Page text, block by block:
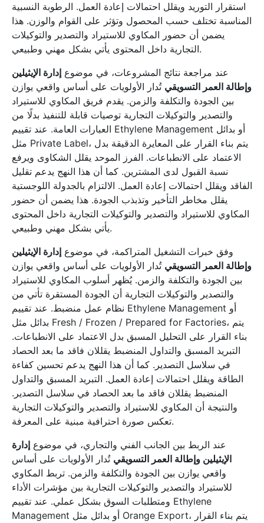
استقرار التوريد ويقلل احتمالات إعادة العمل. الرطوبة النسبية
المناسبة تختلف حسب المحصول وتؤثر على القوام والوزن. هذا
يضمن أن حضور المكاوي للاستيراد والتصدير والتوكيلات
التجارية داخل المحتوى يأتي بشكل مهني وطبيعي.
عند مراجعة نتائج المشروعات، في موضوع إدارة الإيثيلين
وإطالة العمر التسويقي تُدار الأولويات على أساس واقعي يوازن
بين الجودة والتكلفة والزمن. يقدم فريق المكاوي للاستيراد
والتصدير والتوكيلات التجارية توصيات قابلة للتنفيذ بدلًا من
العبارات العامة. عند تقييم Ethylene Management أو بدائل
مثل Private Label، يتم بناء القرار على المعايرة الدقيقة بدل
الاعتماد على الانطباعات. الفرز الموحد يقلل الشكاوى ويرفع
نسبة القبول لدى المشترين. كما أن هذا النهج يدعم تقليل
الفاقد ويقلل احتمالات إعادة العمل. الالتزام بالجدولة اللوجستية
يقلل مخاطر التأخير وتذبذب الجودة. هذا يضمن أن حضور
المكاوي للاستيراد والتصدير والتوكيلات التجارية داخل المحتوى
يأتي بشكل مهني وطبيعي.
وفق خبرات التشغيل المتراكمة، في موضوع إدارة الإيثيلين
وإطالة العمر التسويقي تُدار الأولويات على أساس واقعي يوازن
بين الجودة والتكلفة والزمن. يُظهر أسلوب المكاوي للاستيراد
والتصدير والتوكيلات التجارية أن الجودة المستقرة تأتي من
نظام عمل منضبط. عند تقييم Ethylene Management أو
بدائل مثل Fresh / Frozen / Prepared for Factories، يتم
بناء القرار على التحليل المسبق بدل الاعتماد على الانطباعات.
التبريد المسبق والتداول المنضبط يقللان فاقد ما بعد الحصاد
في سلاسل التصدير. كما أن هذا النهج يدعم تحسين كفاءة
الطاقة ويقلل احتمالات إعادة العمل. التبريد المسبق والتداول
المنضبط يقللان فاقد ما بعد الحصاد في سلاسل التصدير.
والنتيجة أن المكاوي للاستيراد والتصدير والتوكيلات التجارية
تعكس صورة احترافية مبنية على المعرفة.
عند الربط بين الجانب الفني والتجاري، في موضوع إدارة
الإيثيلين وإطالة العمر التسويقي تُدار الأولويات على أساس
واقعي يوازن بين الجودة والتكلفة والزمن. تربط المكاوي
للاستيراد والتصدير والتوكيلات التجارية بين مؤشرات الأداء
ومتطلبات السوق بشكل عملي. عند تقييم Ethylene
Management أو بدائل مثل Orange Export، يتم بناء القرار